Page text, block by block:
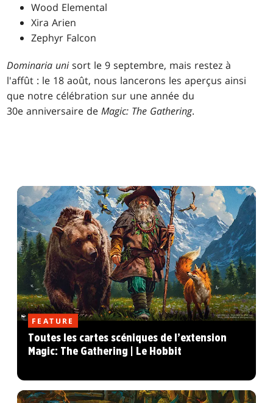
Wood Elemental
Xira Arien
Zephyr Falcon
Dominaria uni sort le 9 septembre, mais restez à
l'affût : le 18 août, nous lancerons les aperçus ainsi
que notre célébration sur une année du
30e anniversaire deMagic: The Gathering.
FEATURE
Toutes les cartes scéniques de l’extension
Magic: The Gathering | Le Hobbit